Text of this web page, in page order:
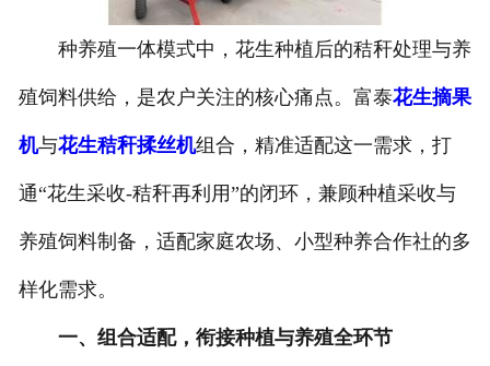
种养殖一体模式中，花生种植后的秸秆处理与养
殖饲料供给，是农户关注的核心痛点。富泰花生摘果
机与花生秸秆揉丝机组合，精准适配这一需求，打
通“花生采收-秸秆再利用”的闭环，兼顾种植采收与
养殖饲料制备，适配家庭农场、小型种养合作社的多
样化需求。
一、组合适配，衔接种植与养殖全环节